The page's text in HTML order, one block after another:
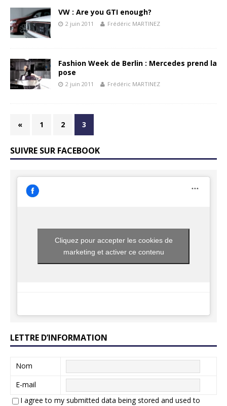
VW : Are you GTI enough?
2 juin 2011 Frédéric MARTINEZ
Fashion Week de Berlin : Mercedes prend la
pose
2 juin 2011 Frédéric MARTINEZ
« 1 2 3
SUIVRE SUR FACEBOOK
Cliquez pour accepter les cookies de
marketing et activer ce contenu
LETTRE D’INFORMATION
Nom
E-mail
I agree to my submitted data being stored and used to